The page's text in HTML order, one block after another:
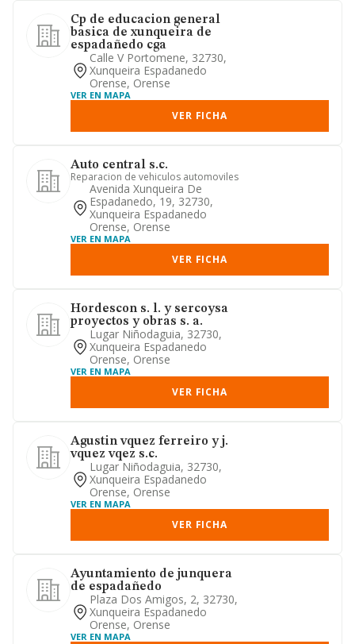
Cp de educacion general
basica de xunqueira de
espadañedo cga
Calle V Portomene, 32730,
Xunqueira Espadanedo
Orense, Orense
VER EN MAPA
VER FICHA
Auto central s.c.
Reparacion de vehiculos automoviles
Avenida Xunqueira De
Espadanedo, 19, 32730,
Xunqueira Espadanedo
Orense, Orense
VER EN MAPA
VER FICHA
Hordescon s. l. y sercoysa
proyectos y obras s. a.
Lugar Niñodaguia, 32730,
Xunqueira Espadanedo
Orense, Orense
VER EN MAPA
VER FICHA
Agustin vquez ferreiro y j.
vquez vqez s.c.
Lugar Niñodaguia, 32730,
Xunqueira Espadanedo
Orense, Orense
VER EN MAPA
VER FICHA
Ayuntamiento de junquera
de espadañedo
Plaza Dos Amigos, 2, 32730,
Xunqueira Espadanedo
Orense, Orense
VER EN MAPA